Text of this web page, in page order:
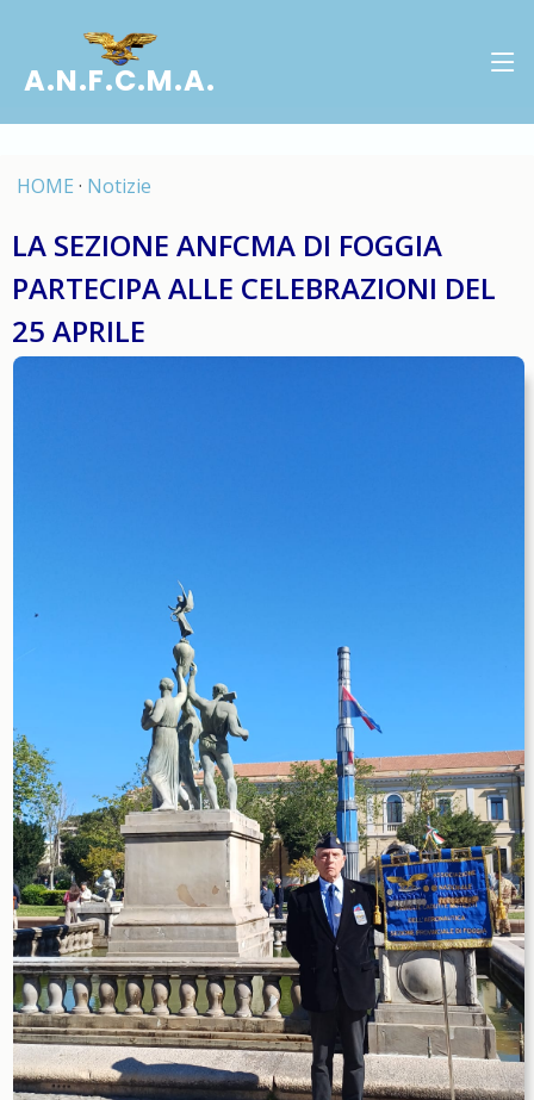
A.N.F.C.M.A.
HOME · Notizie
LA SEZIONE ANFCMA DI FOGGIA
PARTECIPA ALLE CELEBRAZIONI DEL
25 APRILE